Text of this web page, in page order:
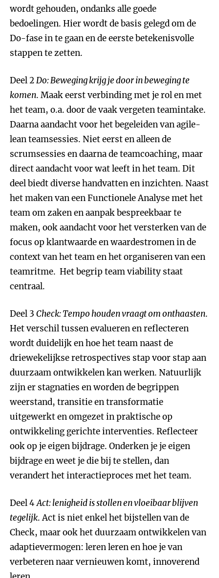
wordt gehouden, ondanks alle goede
bedoelingen. Hier wordt de basis gelegd om de
Do-fase in te gaan en de eerste betekenisvolle
stappen te zetten.
Deel 2Do: Beweging krijg je door in beweging te
komen. Maak eerst verbinding met je rol en met
het team, o.a. door de vaak vergeten teamintake.
Daarna aandacht voor het begeleiden van agile-
lean teamsessies. Niet eerst en alleen de
scrumsessies en daarna de teamcoaching, maar
direct aandacht voor wat leeft in het team. Dit
deel biedt diverse handvatten en inzichten. Naast
het maken van een Functionele Analyse met het
team om zaken en aanpak bespreekbaar te
maken, ook aandacht voor het versterken van de
focus op klantwaarde en waardestromen in de
context van het team en het organiseren van een
teamritme. Het begrip team viability staat
centraal.
Deel 3 Check: Tempo houden vraagt om onthaasten.
Het verschil tussen evalueren en reflecteren
wordt duidelijk en hoe het team naast de
driewekelijkse retrospectives stap voor stap aan
duurzaam ontwikkelen kan werken. Natuurlijk
zijn er stagnaties en worden de begrippen
weerstand, transitie en transformatie
uitgewerkt en omgezet in praktische op
ontwikkeling gerichte interventies. Reflecteer
ook op je eigen bijdrage. Onderken je je eigen
bijdrage en weet je die bij te stellen, dan
verandert het interactieproces met het team.
Deel 4Act: lenigheid is stollen en vloeibaar blijven
tegelijk. Act is niet enkel het bijstellen van de
Check, maar ook het duurzaam ontwikkelen van
adaptievermogen: leren leren en hoe je van
verbeteren naar vernieuwen komt, innoverend